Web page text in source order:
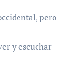
pero
y escuchar